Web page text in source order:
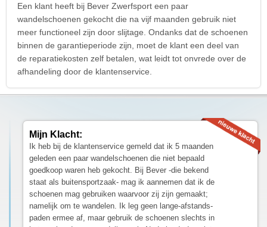
Een klant heeft bij Bever Zwerfsport een paar
wandelschoenen gekocht die na vijf maanden gebruik niet
meer functioneel zijn door slijtage. Ondanks dat de schoenen
binnen de garantieperiode zijn, moet de klant een deel van
de reparatiekosten zelf betalen, wat leidt tot onvrede over de
afhandeling door de klantenservice.
Mijn Klacht:
Ik heb bij de klantenservice gemeld dat ik 5 maanden
geleden een paar wandelschoenen die niet bepaald
goedkoop waren heb gekocht. Bij Bever -die bekend
staat als buitensportzaak- mag ik aannemen dat ik de
schoenen mag gebruiken waarvoor zij zijn gemaakt;
namelijk om te wandelen. Ik leg geen lange-afstands-
paden ermee af, maar gebruik de schoenen slechts in